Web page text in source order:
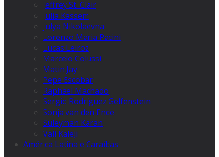
Jeffrey St. Clair
Julia Kassem
Julya Nikolaevna
Lorenzo Maria Pacini
Lucas Leiroz
Marcelo Colussi
Matin Jay
Pepe Escobar
Raphael Machado
Sergio Rodríguez Gelfenstein
Sonja van den Ende
Suleyman Karan
Vali Kaleji
América Latina e Caraíbas